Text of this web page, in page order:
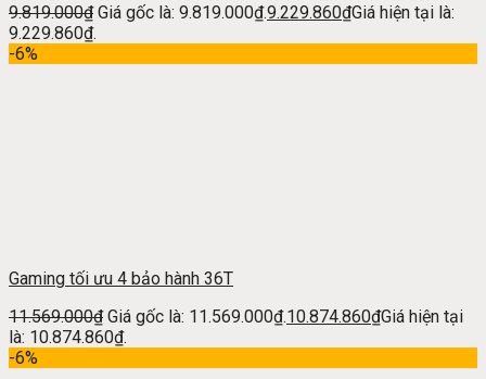
9.819.000₫ Giá gốc là: 9.819.000₫.9.229.860₫Giá hiện tại là:
9.229.860₫.
-6%
Gaming tối ưu 4 bảo hành 36T
11.569.000₫ Giá gốc là: 11.569.000₫.10.874.860₫Giá hiện tại
là: 10.874.860₫.
-6%